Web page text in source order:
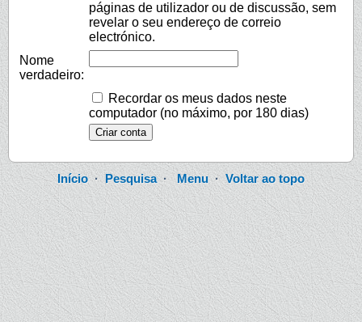
páginas de utilizador ou de discussão, sem
revelar o seu endereço de correio
electrónico.
Nome
verdadeiro:
Recordar os meus dados neste
computador (no máximo, por 180 dias)
Início·Pesquisa· Menu· Voltar ao topo